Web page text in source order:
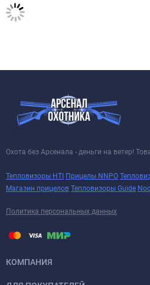
Охота без Арсенала - деньги на ветер!
Тепловизоры HTI Прицелы NNPO
Магазин прицелов Тепловизоры Guide
Политика персональных данных
КОМПАНИЯ